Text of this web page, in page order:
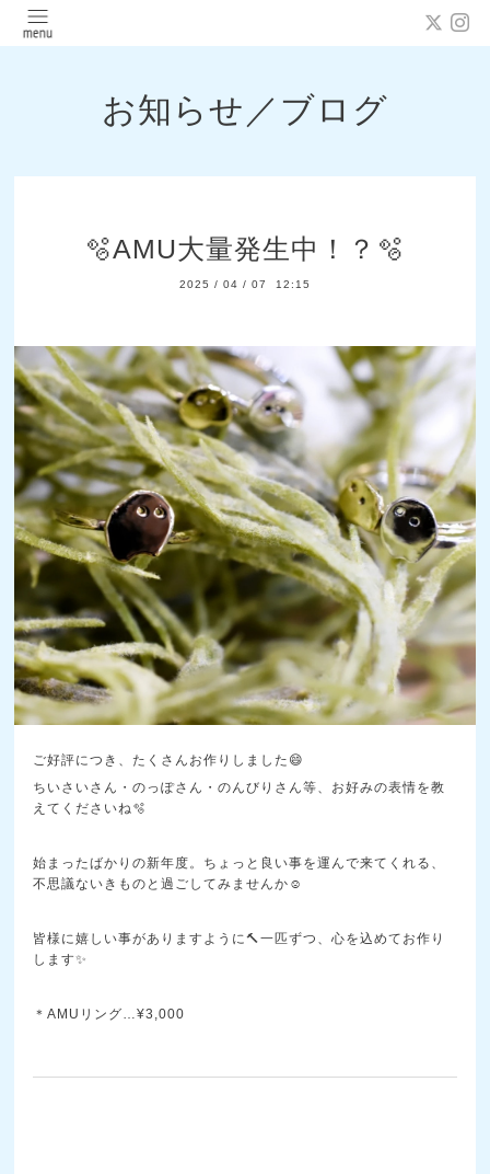
お知らせ／ブログ
🫧AMU大量発生中！？🫧
2025 / 04 / 07 12:15
ご好評につき、たくさんお作りしました😄
ちいさいさん・のっぽさん・のんびりさん等、お好みの表情を教
えてくださいね🫧
始まったばかりの新年度。ちょっと良い事を運んで来てくれる、
不思議ないきものと過ごしてみませんか☺️
皆様に嬉しい事がありますように🔨一匹ずつ、心を込めてお作り
します✨
＊AMUリング…¥3,000